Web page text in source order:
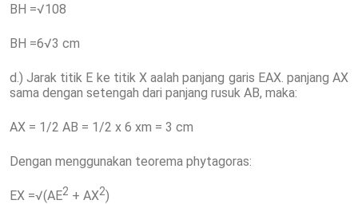
BH =√108
BH =6√3 cm
d.) Jarak titik E ke titik X aalah panjang garis EAX. panjang AX
sama dengan setengah dari panjang rusuk AB, maka:
AX = 1/2 AB = 1/2 x 6 xm = 3 cm
Dengan menggunakan teorema phytagoras:
EX =√(AE2 + AX2)